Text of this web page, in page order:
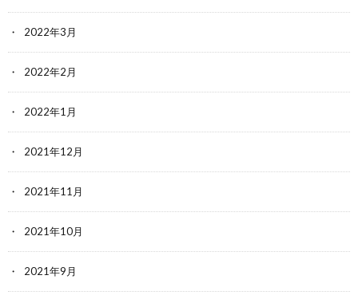
2022年3月
2022年2月
2022年1月
2021年12月
2021年11月
2021年10月
2021年9月